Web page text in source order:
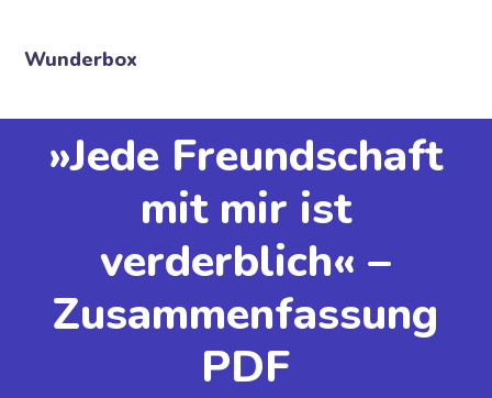
Wunderbox
»Jede Freundschaft
mit mir ist
verderblich« –
Zusammenfassung
PDF